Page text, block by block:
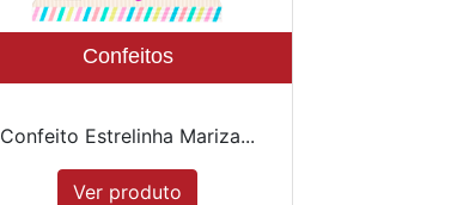
Confeitos
Confeito Estrelinha Mariza...
Ver produto